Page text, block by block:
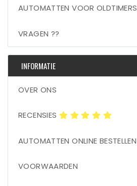
AUTOMATTEN VOOR OLDTIMERS
VRAGEN ??
INFORMATIE
OVER ONS
RECENSIES
AUTOMATTEN ONLINE BESTELLEN
VOORWAARDEN